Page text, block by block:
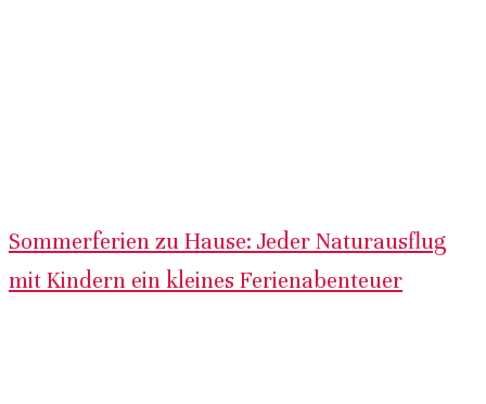
Sommerferien zu Hause: Jeder Naturausflug
mit Kindern ein kleines Ferienabenteuer